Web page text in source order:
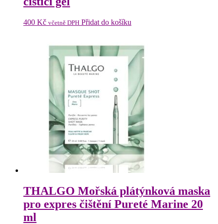
400 Kč včetně DPH Přidat do košíku
THALGO Mořská plátýnková maska
pro expres čištění Pureté Marine 20
ml